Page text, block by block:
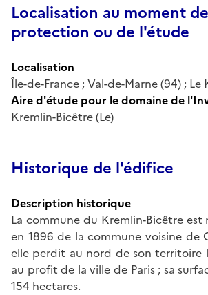
Localisation au moment
protection ou de l'étude
Localisation
Île-de-France ; Val-de-Marne (94) ;
Aire d'étude pour le domaine de
Kremlin-Bicêtre (Le)
Historique de l'édifice
Description historique
La commune du Kremlin-Bicêtre est
en 1896 de la commune voisine de
elle perdit au nord de son territoire
au profit de la ville de Paris ; sa
154 hectares.